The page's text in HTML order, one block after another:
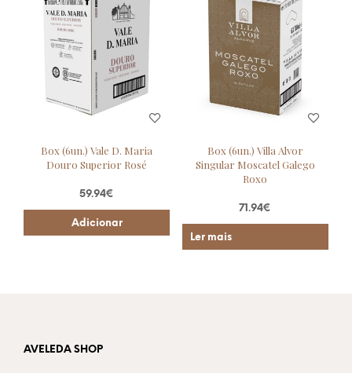
Box (6un.) Vale D. Maria
Douro Superior Rosé
59.94€
Adicionar
Box (6un.) Villa Alvor
Singular Moscatel Galego
Roxo
71.94€
Ler mais
AVELEDA SHOP